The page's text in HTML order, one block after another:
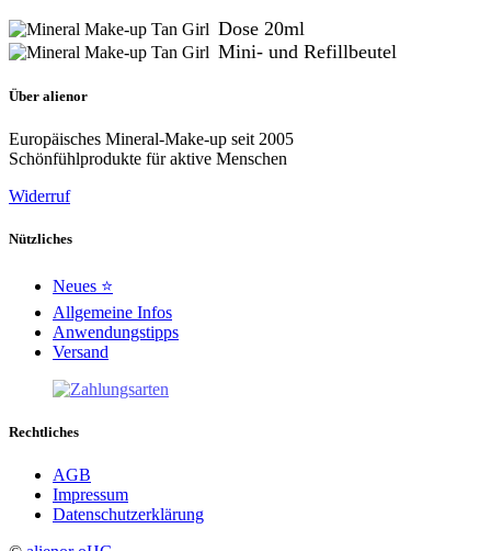
Dose 20ml
Mini- und Refillbeutel
Über alienor
Europäisches Mineral-Make-up seit 2005
Schönfühlprodukte für aktive Menschen
Widerruf
Nützliches
Neues ⭐
Allgemeine Infos
Anwendungstipps
Versand
Rechtliches
AGB
Impressum
Datenschutzerklärung